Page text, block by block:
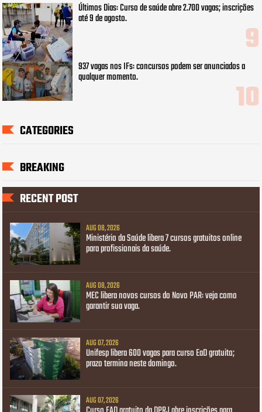
Últimos Dias: Curso de saúde abre 2.700 vagas; inscrições
até 9 de agosto.
937 vagas nos IFs: concursos podem ser anunciados a
qualquer momento.
CATEGORIES
BREAKING
RECENT POST
AUG 08, 2026
Ministério da Saúde libera 7 cursos gratuitos online
para profissionais da saúde.
AUG 08, 2026
MEC libera novos cursos do Novo PAR: veja como
garantir sua vaga.
AUG 07, 2026
Unifesp libera 600 vagas para curso EaD gratuito;
prazo termina neste domingo.
AUG 07, 2026